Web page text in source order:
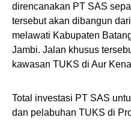
direncanakan PT SAS
tersebut akan dibangun
melawati Kabupaten
Jambi. Jalan khusus
kawasan TUKS di Aur
Total investasi PT SAS
dan pelabuhan TUKS di